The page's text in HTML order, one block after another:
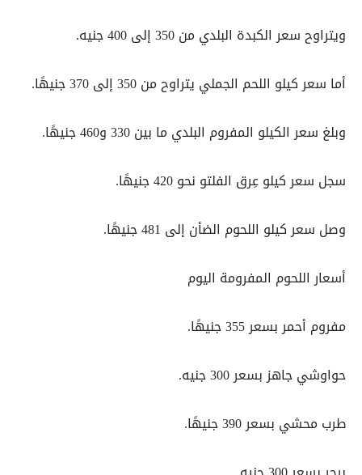
ويتراوح سعر الكبدة البلدي من 350 إلى 400 جنيه.
أما سعر كيلو اللحم الجملي يتراوح من 350 إلى 370 جنيهًا.
وبلغ سعر الكيلو المفروم البلدي ما بين 330 و460 جنيهًا.
سجل سعر كيلو عِرق الفلتو نحو 420 جنيهًا.
وصل سعر كيلو اللحوم الضأن إلى 481 جنيهًا.
أسعار اللحوم المفرومة اليوم
مفروم أحمر بسعر 355 جنيهًا.
حواوشي جاهز بسعر 300 جنيه.
طرب محشي بسعر 390 جنيهًا.